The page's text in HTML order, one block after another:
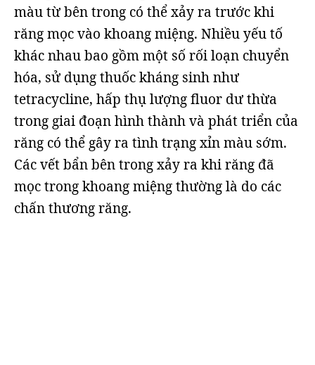
màu từ bên trong có thể xảy ra trước khi
răng mọc vào khoang miệng. Nhiều yếu tố
khác nhau bao gồm một số rối loạn chuyển
hóa, sử dụng thuốc kháng sinh như
tetracycline, hấp thụ lượng fluor dư thừa
trong giai đoạn hình thành và phát triển của
răng có thể gây ra tình trạng xỉn màu sớm.
Các vết bẩn bên trong xảy ra khi răng đã
mọc trong khoang miệng thường là do các
chấn thương răng.